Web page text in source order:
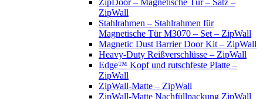
ZipDoor – Magnetische Tür – Satz –
ZipWall
Stahlrahmen – Stahlrahmen für
Magnetische Tür M3070 – Set – ZipWall
Magnetic Dust Barrier Door Kit – ZipWall
Heavy-Duty Reißverschlüsse – ZipWall
Edge™ Kopf und rutschfeste Platte –
ZipWall
ZipWall-Matte – ZipWall
ZipWall-Matte Nachfüllpackung ZipWall